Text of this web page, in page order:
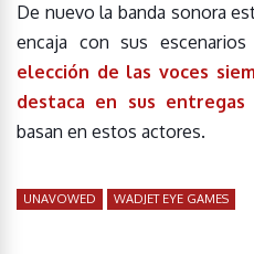
De nuevo la banda sonora
encaja con sus
elección de las voces
destaca en sus entregas
basan en estos actores.
UNAVOWED WADJET EYE GAMES